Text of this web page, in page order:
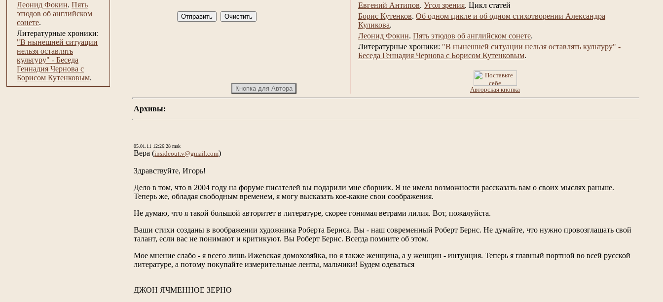
Леонид Фокин. Пять
этюдов об английском
сонете.
Литературные хроники:
"В нынешней ситуации
нельзя оставлять
культуру" - Беседа
Геннадия Чернова с
Борисом Кутенковым.
Евгений Антипов. Угол зрения. Цикл статей
Борис Кутенков. Об одном цикле и об одном стихотворении Александра
Куликова.
Леонид Фокин. Пять этюдов об английском сонете.
Литературные хроники: "В нынешней ситуации нельзя оставлять культуру" -
Беседа Геннадия Чернова с Борисом Кутенковым.
Авторская кнопка
Архивы:
05.01.11 12:26:28 msk
Вера (insideout.v@gmail.com)
Здравствуйте, Игорь!
Дело в том, что в 2004 году на форуме писателей вы подарили мне сборник. Я не имела возможности рассказать вам о своих мыслях раньше.
Теперь же, обладая свободным временем, я могу высказать кое-какие свои соображения.
Не думаю, что я такой большой авторитет в литературе, скорее гонимая ветрами лилия. Вот, пожалуйста.
Ваши стихи созданы в воображении художника Роберта Бернса. Вы - наш современный Роберт Бернс. Не думайте, что нужно провозглашать свой
талант, если вас не понимают и критикуют. Вы Роберт Бернс. Всегда помните об этом.
Мое мнение слабо - я всего лишь Ижевская домохозяйка, но я также женщина, а у женщин - интуиция. Теперь я главный портной во всей русской
литературе, а потому покупайте измерительные ленты, мальчики! Будем одеваться
ДЖОН ЯЧМЕННОЕ ЗЕРНО